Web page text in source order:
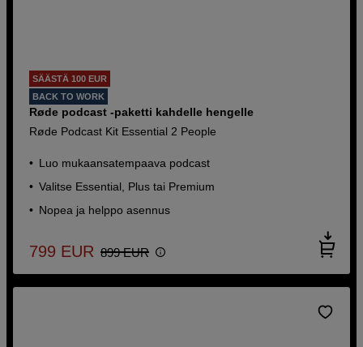
SÄÄSTÄ 100 EUR
BACK TO WORK
Røde podcast -paketti kahdelle hengelle
Røde Podcast Kit Essential 2 People
Luo mukaansatempaava podcast
Valitse Essential, Plus tai Premium
Nopea ja helppo asennus
799 EUR 899 EUR